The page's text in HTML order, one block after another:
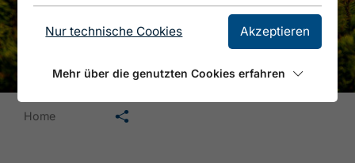
Home 🛄
Nur technische Cookies Akzeptieren
Mehr über die genutzten Cookies erfahren